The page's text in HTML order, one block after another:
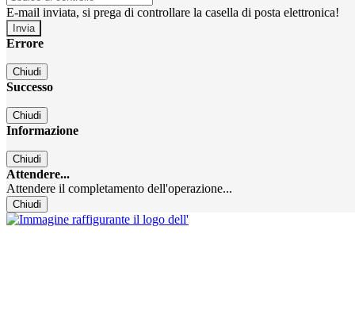
E-mail inviata, si prega di controllare la casella di posta elettronica!
Errore
Chiudi
Successo
Chiudi
Informazione
Chiudi
Attendere...
Attendere il completamento dell'operazione...
Chiudi